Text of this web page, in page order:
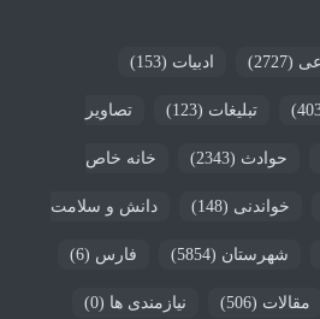
(2727) ادبیات (153)
تبلیغات (123) تصاویر
حوادث (2343) خانه خاص
خواندنی (148) دانش و سلامت
شهرستان (5854) فارس (6)
مقالات (506) نیازمندی ها (0)